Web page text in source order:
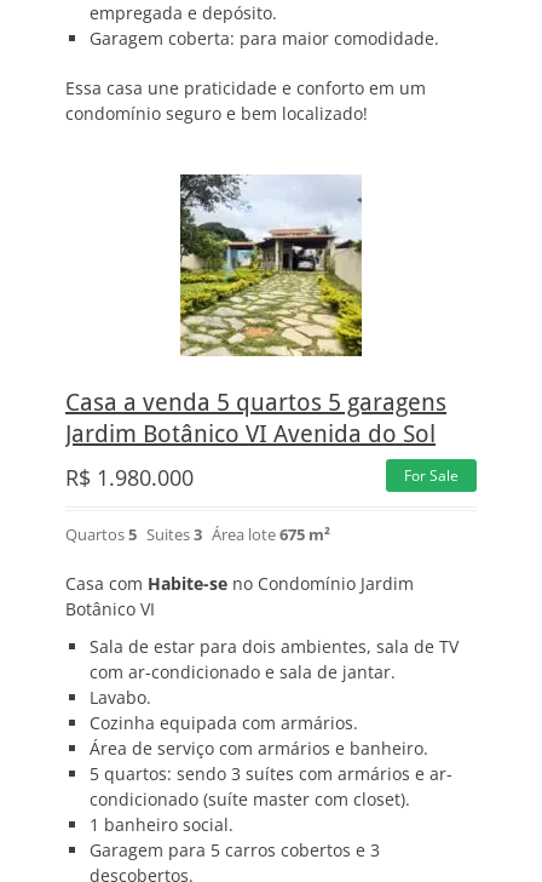
empregada e depósito.
Garagem coberta: para maior comodidade.
Essa casa une praticidade e conforto em um
condomínio seguro e bem localizado!
Casa a venda 5 quartos 5 garagens
Jardim Botânico VI Avenida do Sol
R$ 1.980.000 For Sale
Quartos5 Suites3 Área lote675 m²
Casa com Habite-se no Condomínio Jardim
Botânico VI
Sala de estar para dois ambientes, sala de TV
com ar-condicionado e sala de jantar.
Lavabo.
Cozinha equipada com armários.
Área de serviço com armários e banheiro.
5 quartos: sendo 3 suítes com armários e ar-
condicionado (suíte master com closet).
1 banheiro social.
Garagem para 5 carros cobertos e 3
descobertos.